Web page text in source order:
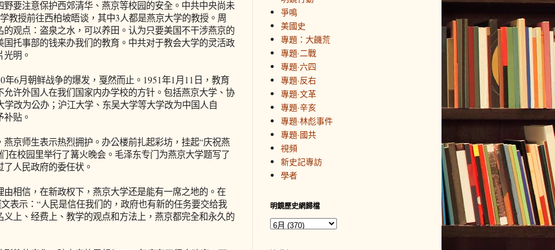
要注意保护西郊清华、燕京等校园的安全。中共中央尚未
教授前往西柏坡晤谈，其中3人都是燕京大学的教授。周
的观点：盗泉之水，可以养田。认为只要美国不干涉燕京的
托事部的钱来办我们的教育。中共对于教会大学的灵活政
明。
6月朝鲜战争的爆发，戛然而止。1951年1月11日，教育
许外国人在我们国家内办学校的方针。包括燕京大学、协
学改为公办；沪江大学、东吴大学等大学改为中国人自
贴。
京师生表示热烈拥护。办公楼前扎起彩坊，挂起“庆祝燕
在校园里举行了篝火晚会。毛泽东专门为燕京大学题写了
人民政府的委任状。
相信，在新政权下，燕京大学还是能有一席之地的。在
表示：“人民是信任我们的，政府也有新的任务要交给我
上、经费上、教学的观点和方法上，燕京都完全和永久的
爭鳴
美國史
專題：大饑荒
專題·二戰
專題·六四
專題·反右
專題·文革
專題·辛亥
專題·林彪事件
專題·國共
視頻
新史記專訪
學者
明鏡歷史網歸檔